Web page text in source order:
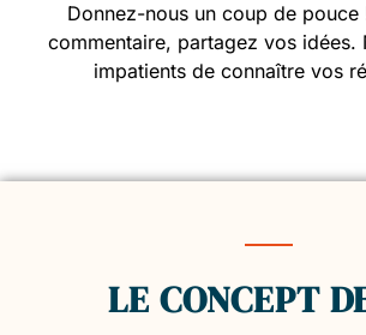
Donnez-nous un coup de pouce
commentaire, partagez vos idées.
impatients de connaître vos
LE CONCEPT